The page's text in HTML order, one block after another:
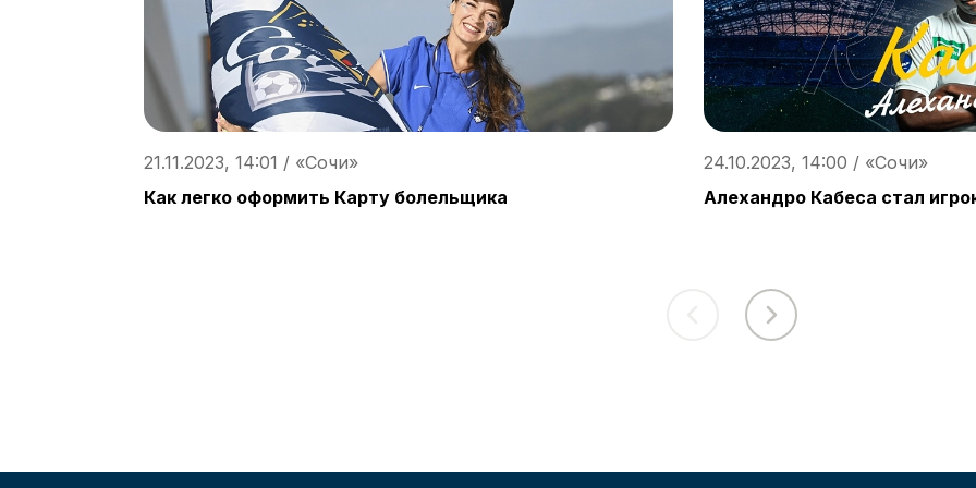
21.11.2023, 14:01 / «Сочи»
Как легко оформить Карту болельщика
24.10.2023, 14:00 / «Сочи»
Алехандро Кабеса стал